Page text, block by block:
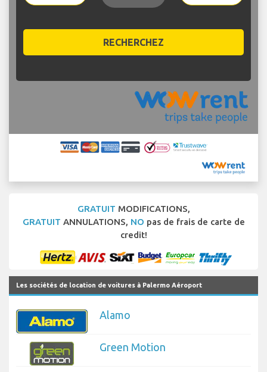
RECHERCHEZ
GRATUIT MODIFICATIONS,
GRATUIT ANNULATIONS, NO pas de frais de carte de
credit!
Les sociétés de location de voitures à Palermo Aéroport
Alamo
Green Motion